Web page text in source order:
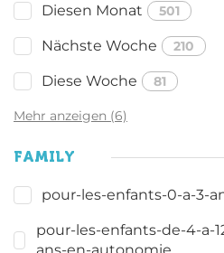
Diesen Monat 501
Nächste Woche 210
Diese Woche 81
Mehr anzeigen (6)
FAMILY
pour-les-enfants-0-a-3-
pour-les-enfants-de-4-a-